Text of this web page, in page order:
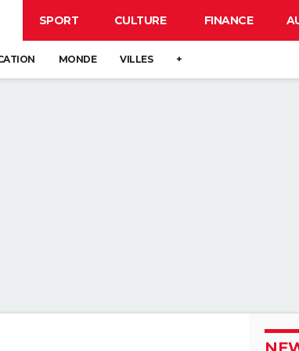
SPORT CULTURE FINANCE
MONDE VILLES +